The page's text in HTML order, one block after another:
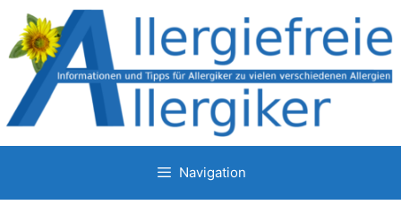
Zum
Inhalt
springen
Navigation